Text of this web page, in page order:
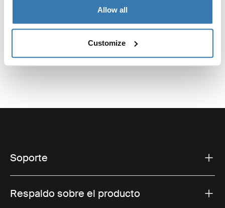
Allow all
Customize
Toggle guides and instructions
Soporte
Respaldo sobre el producto